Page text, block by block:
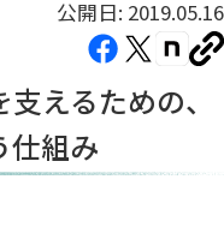
公開日: 2019.05.16
Facebook（新
い
タ
ブ
X（新
い
ブ
note（新
い
ブ
えるための、
仕組み